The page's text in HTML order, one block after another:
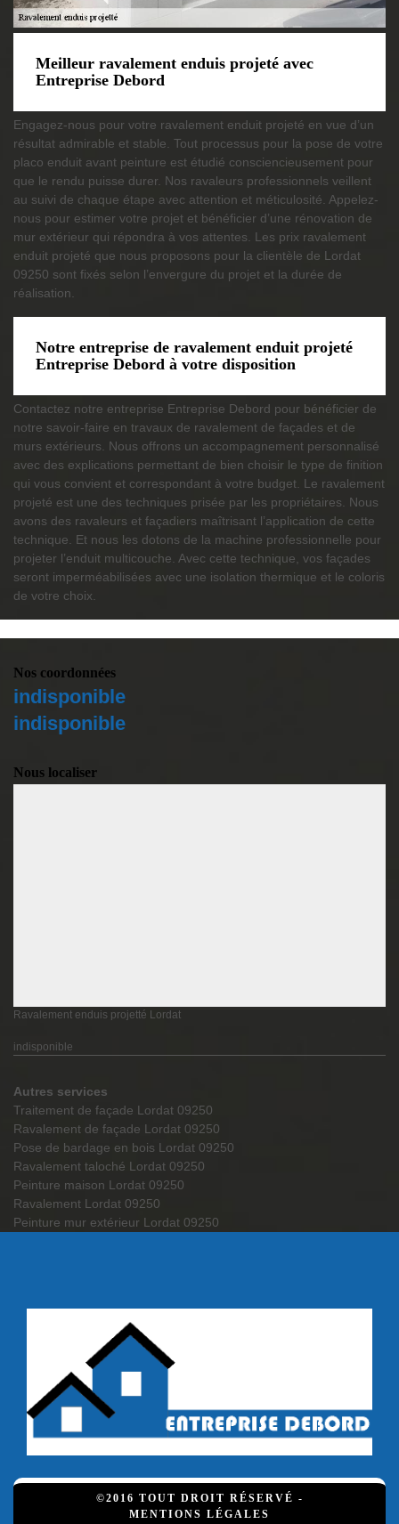
Meilleur ravalement enduis projeté avec
Entreprise Debord
Engagez-nous pour votre ravalement enduit projeté en vue d’un
résultat admirable et stable. Tout processus pour la pose de votre
placo enduit avant peinture est étudié consciencieusement pour
que le rendu puisse durer. Nos ravaleurs professionnels veillent
au suivi de chaque étape avec attention et méticulosité. Appelez-
nous pour estimer votre projet et bénéficier d’une rénovation de
mur extérieur qui répondra à vos attentes. Les prix ravalement
enduit projeté que nous proposons pour la clientèle de Lordat
09250 sont fixés selon l’envergure du projet et la durée de
réalisation.
Notre entreprise de ravalement enduit projeté
Entreprise Debord à votre disposition
Contactez notre entreprise Entreprise Debord pour bénéficier de
notre savoir-faire en travaux de ravalement de façades et de
murs extérieurs. Nous offrons un accompagnement personnalisé
avec des explications permettant de bien choisir le type de finition
qui vous convient et correspondant à votre budget. Le ravalement
projeté est une des techniques prisée par les propriétaires. Nous
avons des ravaleurs et façadiers maîtrisant l’application de cette
technique. Et nous les dotons de la machine professionnelle pour
projeter l’enduit multicouche. Avec cette technique, vos façades
seront imperméabilisées avec une isolation thermique et le coloris
de votre choix.
Nos coordonnées
indisponible
indisponible
Nous localiser
Ravalement enduis projetté Lordat
indisponible
Autres services
Traitement de façade Lordat 09250
Ravalement de façade Lordat 09250
Pose de bardage en bois Lordat 09250
Ravalement taloché Lordat 09250
Peinture maison Lordat 09250
Ravalement Lordat 09250
Peinture mur extérieur Lordat 09250
©2016 TOUT DROIT RÉSERVÉ -
MENTIONS LÉGALES